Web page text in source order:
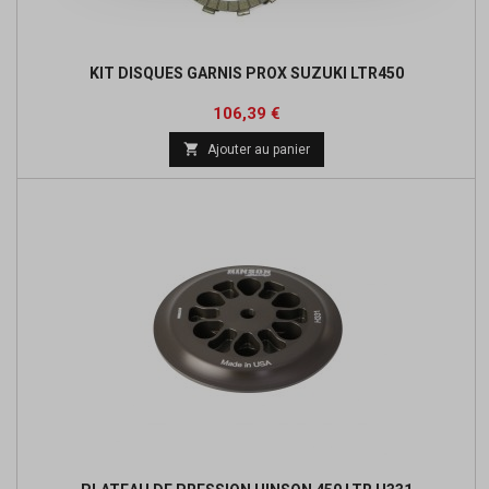
KIT DISQUES GARNIS PROX SUZUKI LTR450
Prix
106,39 €Prix
de
base
 Ajouter au panier